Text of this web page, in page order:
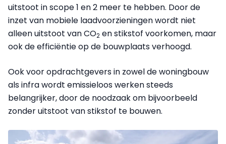
uitstoot in scope 1 en 2 meer te hebben. Door de
inzet van mobiele laadvoorzieningen wordt niet
alleen uitstoot van CO2 en stikstof voorkomen, maar
ook de efficiëntie op de bouwplaats verhoogd.
Ook voor opdrachtgevers in zowel de woningbouw
als infra wordt emissieloos werken steeds
belangrijker, door de noodzaak om bijvoorbeeld
zonder uitstoot van stikstof te bouwen.